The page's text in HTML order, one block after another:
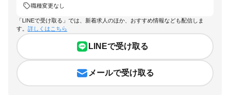
職種変更なし
「LINEで受け取る」では、新着求人のほか、おすすめ情報なども配信しま
す。 詳しくはこちら
LINEで受け取る
メールで受け取る